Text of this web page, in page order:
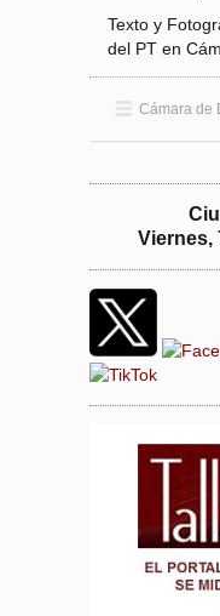
Texto y
del PT en
Cámara de
Viernes,